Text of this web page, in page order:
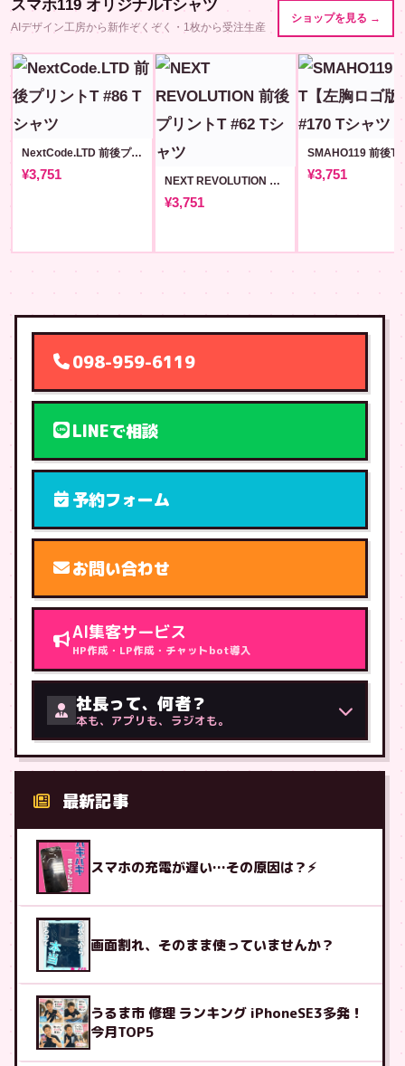
スマホ119 オリジナルTシャツ
AIデザイン工房から新作ぞくぞく・1枚から受注生産
ショップを見る →
NextCode.LTD 前後プリントT #86
¥3,751 NEXT REVOLUTION 前後プリントT #62
¥3,751
¥3,751
098-959-6119
LINEで相談
予約フォーム
お問い合わせ
AI集客サービス
HP作成・LP作成・チャットbot導入
社長って、何者？
本も、アプリも、ラジオも。
最新記事
スマホの充電が遅い…その原因は？⚡
画面割れ、そのまま使っていませんか？
うるま市 修理 ランキング iPhoneSE3多発！
今月TOP5